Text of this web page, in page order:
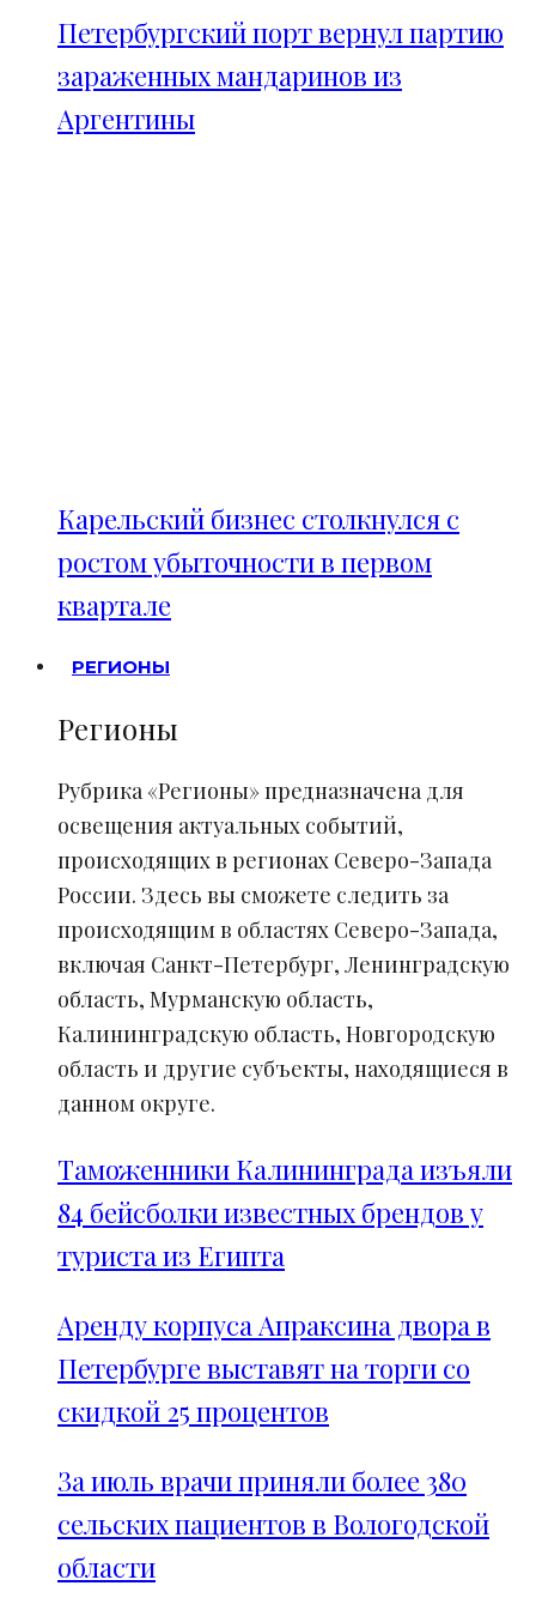
Петербургский порт вернул партию
зараженных мандаринов из
Аргентины
Карельский бизнес столкнулся с
ростом убыточности в первом
квартале
РЕГИОНЫ
Регионы
Рубрика «Регионы» предназначена для
освещения актуальных событий,
происходящих в регионах Северо-Запада
России. Здесь вы сможете следить за
происходящим в областях Северо-Запада,
включая Санкт-Петербург, Ленинградскую
область, Мурманскую область,
Калининградскую область, Новгородскую
область и другие субъекты, находящиеся в
данном округе.
Таможенники Калининграда изъяли
84 бейсболки известных брендов у
туриста из Египта
Аренду корпуса Апраксина двора в
Петербурге выставят на торги со
скидкой 25 процентов
За июль врачи приняли более 380
сельских пациентов в Вологодской
области